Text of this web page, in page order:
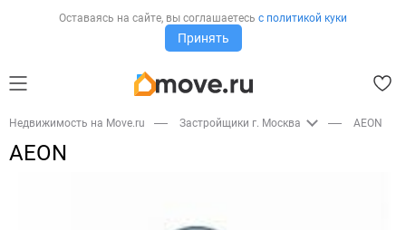
Оставаясь на сайте, вы соглашаетесь с политикой куки
Принять
Недвижимость на Move.ru Застройщики г. Москва AEON
AEON